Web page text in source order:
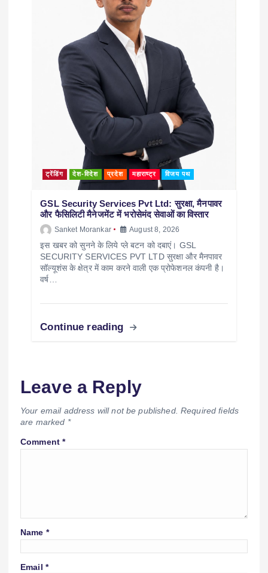
ट्रेंडिंग देश-विदेश प्रदेश महाराष्ट्र विजय पथ
GSL Security Services Pvt Ltd: सुरक्षा, मैनपावर
और फैसिलिटी मैनेजमेंट में भरोसेमंद सेवाओं का विस्तार
Sanket Morankar August 8, 2026
इस खबर को सुनने के लिये प्ले बटन को दबाएं। GSL
SECURITY SERVICES PVT LTD सुरक्षा और मैनपावर
सॉल्यूशंस के क्षेत्र में काम करने वाली एक प्रोफेशनल कंपनी है।
वर्ष…
Continue reading
Leave a Reply
Your email address will not be published. Required fields
are marked *
Comment*
Name *
Email *